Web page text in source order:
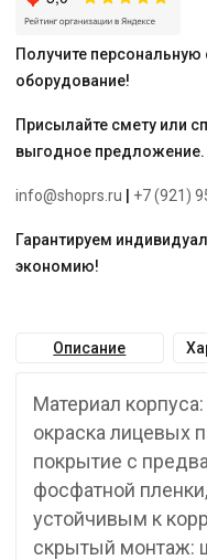
Получите
оборудование!
Присылайте смету или
выгодное предложение.
info@shoprs.ru +7 (921)
Гарантируем
экономию!
Описание
Материал
окраска лицевых
покрытие с
фосфатной
устойчивым к
скрытый монтаж: